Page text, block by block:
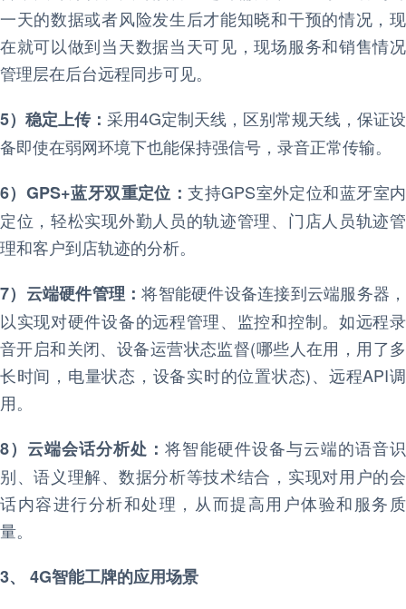
一天的数据或者风险发生后才能知晓和干预的情况，现
在就可以做到当天数据当天可见，现场服务和销售情况
管理层在后台远程同步可见。
5）稳定上传： 采用4G定制天线，区别常规天线，保证设
备即使在弱网环境下也能保持强信号，录音正常传输。
6）GPS+蓝牙双重定位：支持GPS室外定位和蓝牙室内
定位，轻松实现外勤人员的轨迹管理、门店人员轨迹管
理和客户到店轨迹的分析。
7）云端硬件管理：将智能硬件设备连接到云端服务器，
以实现对硬件设备的远程管理、监控和控制。如远程录
音开启和关闭、设备运营状态监督(哪些人在用，用了多
长时间，电量状态，设备实时的位置状态)、远程API调
用。
8）云端会话分析处：将智能硬件设备与云端的语音识
别、语义理解、数据分析等技术结合，实现对用户的会
话内容进行分析和处理，从而提高用户体验和服务质
量。
3、 4G智能工牌的应用场景